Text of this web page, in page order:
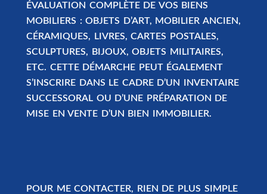
ÉVALUATION COMPLÈTE DE VOS BIENS
MOBILIERS : OBJETS D’ART, MOBILIER ANCIEN,
CÉRAMIQUES, LIVRES, CARTES POSTALES,
SCULPTURES, BIJOUX, OBJETS MILITAIRES,
ETC. CETTE DÉMARCHE PEUT ÉGALEMENT
S’INSCRIRE DANS LE CADRE D’UN
INVENTAIRE
SUCCESSORAL OU D’UNE PRÉPARATION DE
MISE EN VENTE D’UN BIEN IMMOBILIER.
POUR ME CONTACTER, RIEN DE PLUS SIMPLE